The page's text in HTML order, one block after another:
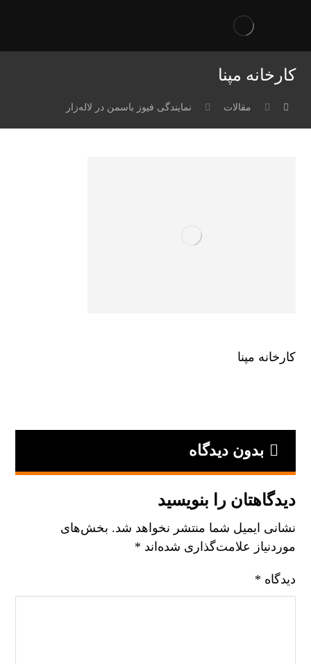
کارخانه مپنا
مقالات نمایندگی فیوز باسمن در لاله‌زار
کارخانه مپنا
بدون دیدگاه
دیدگاهتان را بنویسید
نشانی ایمیل شما منتشر نخواهد شد. بخش‌های
موردنیاز علامت‌گذاری شده‌اند *
دیدگاه *